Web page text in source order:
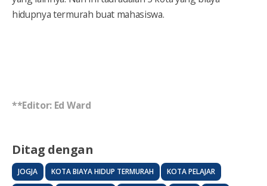
hidupnya termurah buat mahasiswa.
**Editor: Ed Ward
Ditag dengan
JOGJA KOTA BIAYA HIDUP TERMURAH KOTA PELAJAR